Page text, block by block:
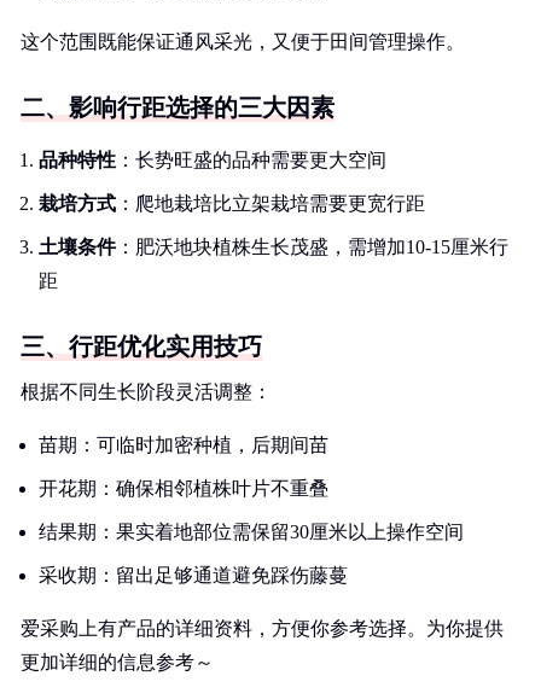
这个范围既能保证通风采光，又便于田间管理操作。
二、影响行距选择的三大因素
品种特性 ：长势旺盛的品种需要更大空间
栽培方式 ：爬地栽培比立架栽培需要更宽行距
土壤条件：肥沃地块植株生长茂盛，需增加10-15厘米行
距
三、行距优化实用技巧
根据不同生长阶段灵活调整：
苗期：可临时加密种植，后期间苗
开花期：确保相邻植株叶片不重叠
结果期：果实着地部位需保留30厘米以上操作空间
采收期：留出足够通道避免踩伤藤蔓
爱采购上有产品的详细资料，方便你参考选择。为你提供
更加详细的信息参考～